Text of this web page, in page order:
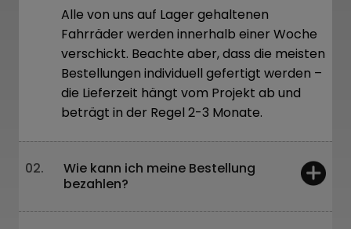
Alle von uns auf Lager gehaltenen
Fahrräder werden innerhalb einer Woche
verschickt. Beachte aber, dass die meisten
Bestellungen individuell gefertigt werden –
die Lieferzeit hängt vom Projekt ab und
beträgt in der Regel 2-3 Monate.
02.
Wie kann ich meine Bestellung
bezahlen?
Vor Ort – Karte oder Barzahlung